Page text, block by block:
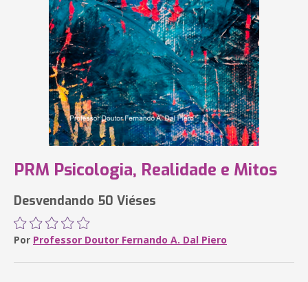
PRM Psicologia, Realidade e Mitos
Desvendando 50 Viéses
Por Professor Doutor Fernando A. Dal Piero